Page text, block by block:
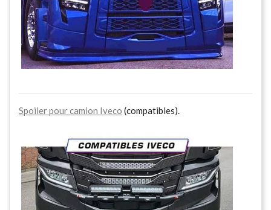
Spoiler pour camion Iveco (compatibles).